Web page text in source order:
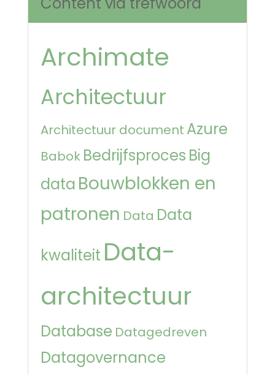
Archimate
Architectuur
Architectuur document Azure
Babok Bedrijfsproces Big
data Bouwblokken en
patronen Data Data
kwaliteit Data-
architectuur
Database Datagedreven
Datagovernance